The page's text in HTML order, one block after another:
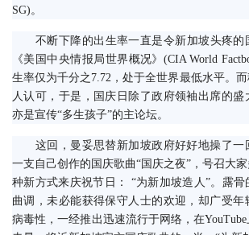
SG)。
不断下降的出生率一直是令新加坡头疼的
《美国中央情报局世界概况》(CIA World
生率仅为千分之7.72，处于全世界最低水平。
人认可，于是，国庆日除了政府领袖出席的盛
亦是宣传“多生孩子”的主论坛。
这回，曼妥思替新加坡政府好好地操了一
一支自己创作的国庆歌曲“国庆之夜”，号召大
种新方式来庆祝节日： “为新加坡造人”。露
曲调，未必能获得保守人士的欢迎，却广受年
病毒性，一经推出迅速流行于网络，在